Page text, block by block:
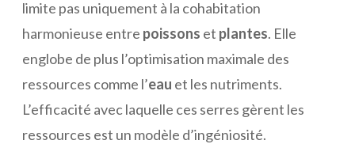
limite pas uniquement à la cohabitation
harmonieuse entre poissons et plantes. Elle
englobe de plus l’optimisation maximale des
ressources comme l’eau et les nutriments.
L’efficacité avec laquelle ces serres gèrent les
ressources est un modèle d’ingéniosité.